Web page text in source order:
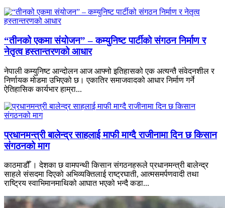
“तीनको एकमा संयोजन” – कम्युनिष्ट पार्टीको संगठन निर्माण र
नेतृत्व हस्तान्तरणको आधार
नेपाली कम्युनिष्ट आन्दोलन आज आफ्नो इतिहासको एक अत्यन्तै संवेदनशील र
निर्णायक मोडमा उभिएको छ। एकातिर समाजवादको आधार निर्माण गर्ने
ऐतिहासिक कार्यभार हाम्रा...
प्रधानमन्त्री बालेन्द्र साहलाई माफी माग्दै राजीनामा दिन छ किसान
संगठनको माग
काठमाडौँ । देशका छ वामपन्थी किसान संगठनहरूले प्रधानमन्त्री बालेन्द्र
साहले संसदमा दिएको अभिव्यक्तिलाई राष्ट्रघाती, आत्मसमर्पणवादी तथा
राष्ट्रिय स्वाभिमानमाथिको आघात भएको भन्दै कडा...